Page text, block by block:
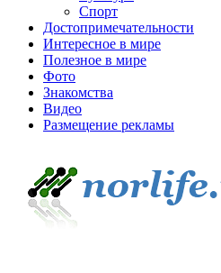
Спорт
Достопримечательности
Интересное в мире
Полезное в мире
Фото
Знакомства
Видео
Размещение рекламы